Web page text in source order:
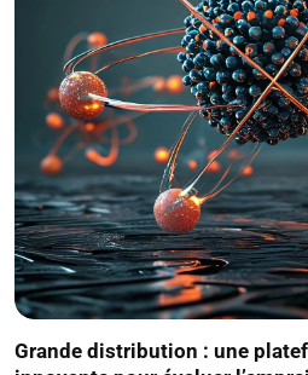
Grande distribution : une